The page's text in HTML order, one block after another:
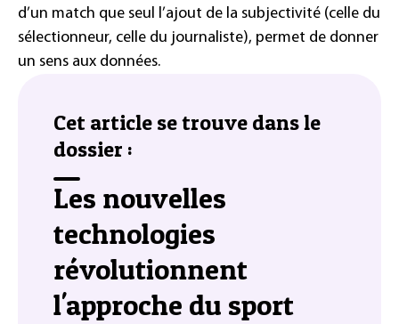
d’un match que seul l’ajout de la subjectivité (celle du
sélectionneur, celle du journaliste), permet de donner
un sens aux données.
Cet article se trouve dans le
dossier :
Les nouvelles
technologies
révolutionnent
l'approche du sport